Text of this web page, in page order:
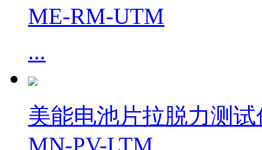
ME-RM-UTM
...
美能电池片拉脱力测试